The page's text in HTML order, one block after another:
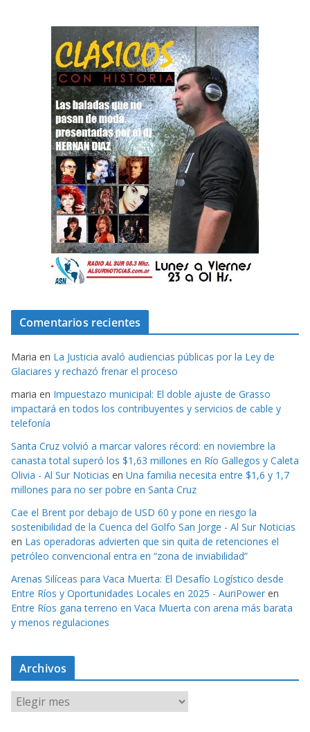
Comentarios recientes
Maria en La Justicia avaló audiencias públicas por la Ley de
Glaciares y rechazó frenar el proceso
maria en Impuestazo municipal: El doble ajuste de Grasso
impactará en todos los contribuyentes y servicios de cable y
telefonía
Santa Cruz volvió a marcar valores récord: en noviembre la
canasta total superó los $1,63 millones en Río Gallegos y Caleta
Olivia - Al Sur Noticias en Una familia necesita entre $1,6 y 1,7
millones para no ser pobre en Santa Cruz
Cae el Brent por debajo de USD 60 y pone en riesgo la
sostenibilidad de la Cuenca del Golfo San Jorge - Al Sur Noticias
en Las operadoras advierten que sin quita de retenciones el
petróleo convencional entra en “zona de inviabilidad”
Arenas Silíceas para Vaca Muerta: El Desafío Logístico desde
Entre Ríos y Oportunidades Locales en 2025 - AuriPower en
Entre Ríos gana terreno en Vaca Muerta con arena más barata
y menos regulaciones
Archivos
r